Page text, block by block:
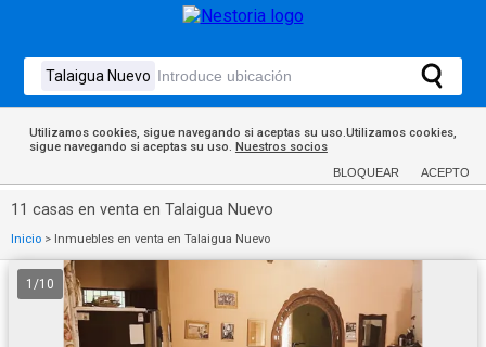
Utilizamos cookies, sigue navegando si aceptas su uso.Utilizamos cookies,
sigue navegando si aceptas su uso. Nuestros socios
BLOQUEAR ACEPTO
11 casas en venta en Talaigua Nuevo
Inicio > Inmuebles en venta en Talaigua Nuevo
1 /10